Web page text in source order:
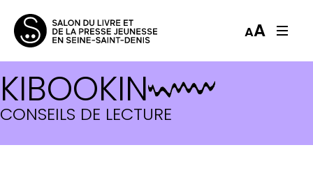
AA
KIBOOKIN
CONSEILS DE LECTURE